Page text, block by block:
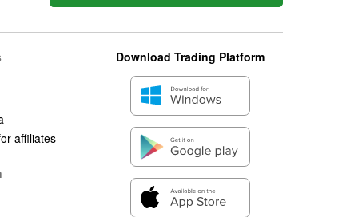
affiliates
Download Trading Platform